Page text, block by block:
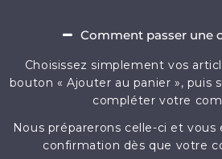
Comment passer une
Choisissez simplement vos
bouton « Ajouter au panier », puis
compléter votre
Nous préparerons celle-ci et vous
confirmation dès que votre